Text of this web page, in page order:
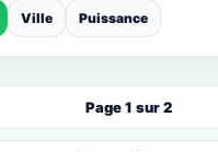
Ville Puissance
Page 1 sur 2